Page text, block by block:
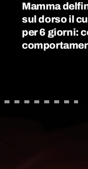
Mamma
sul dorso il
per 6 giorni: